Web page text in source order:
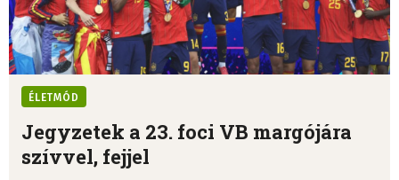
ÉLETMÓD
Jegyzetek a 23. foci VB margójára
szívvel, fejjel